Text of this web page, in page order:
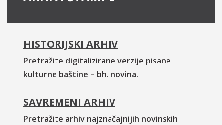
HISTORIJSKI ARHIV
Pretražite digitalizirane verzije pisane
kulturne baštine – bh. novina.
SAVREMENI ARHIV
Pretražite arhiv najznačajnijih novinskih